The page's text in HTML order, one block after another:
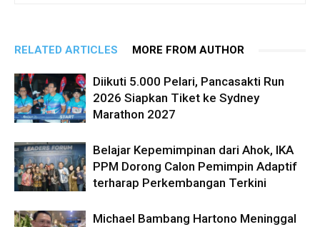
RELATED ARTICLES MORE FROM AUTHOR
Diikuti 5.000 Pelari, Pancasakti Run
2026 Siapkan Tiket ke Sydney
Marathon 2027
Belajar Kepemimpinan dari Ahok, IKA
PPM Dorong Calon Pemimpin Adaptif
terharap Perkembangan Terkini
Michael Bambang Hartono Meninggal